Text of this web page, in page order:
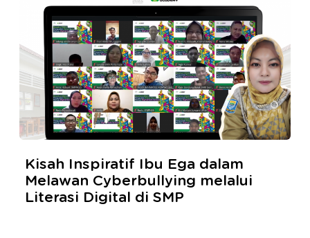
Kisah Inspiratif Ibu Ega dalam
Melawan Cyberbullying melalui
Literasi Digital di SMP